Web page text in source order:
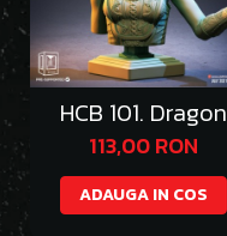
HCB 101. Dragon
Queen
113,00 RON
ADAUGA IN COS